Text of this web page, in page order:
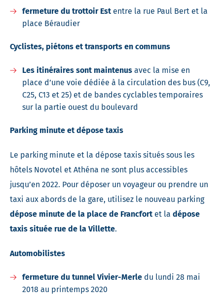
fermeture du trottoir Est entre la rue Paul Bert et la
place Béraudier
Cyclistes, piétons et transports en communs
Les itinéraires sont maintenus avec la mise en
place d’une voie dédiée à la circulation des bus (C9,
C25, C13 et 25) et de bandes cyclables temporaires
sur la partie ouest du boulevard
Parking minute et dépose taxis
Le parking minute et la dépose taxis situés sous les
hôtels Novotel et Athéna ne sont plus accessibles
jusqu’en 2022. Pour déposer un voyageur ou prendre un
taxi aux abords de la gare, utilisez le nouveau parking
dépose minute de la place de Francfortet la dépose
taxis située rue de la Villette.
Automobilistes
fermeture du tunnel Vivier-Merle du lundi 28 mai
2018 au printemps 2020